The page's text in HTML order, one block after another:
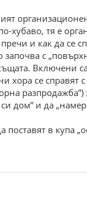
хубаво, тя е
и как да се
с
Включени
хора се
дом” и да
в купа